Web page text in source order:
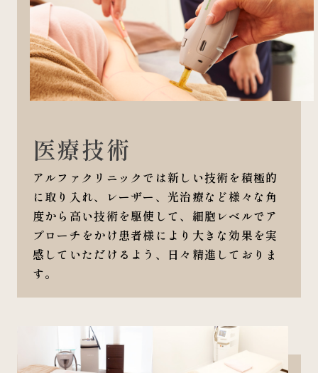
医療技術
アルファクリニックでは新しい技術を積極的
に取り入れ、レーザー、光治療など様々な角
度から高い技術を駆使して、細胞レベルでア
プローチをかけ患者様により大きな効果を実
感していただけるよう、日々精進しておりま
す。